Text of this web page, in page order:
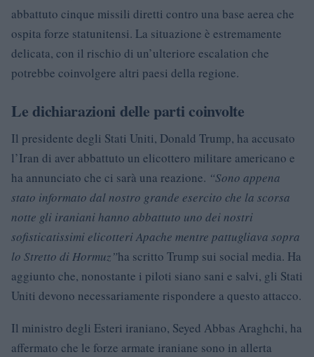
abbattuto cinque missili diretti contro una base aerea che
ospita forze statunitensi. La situazione è estremamente
delicata, con il rischio di un’ulteriore escalation che
potrebbe coinvolgere altri paesi della regione.
Le dichiarazioni delle parti coinvolte
Il presidente degli Stati Uniti, Donald Trump, ha accusato
l’Iran di aver abbattuto un elicottero militare americano e
ha annunciato che ci sarà una reazione. “Sono appena
stato informato dal nostro grande esercito che la scorsa
notte gli iraniani hanno abbattuto uno dei nostri
sofisticatissimi elicotteri Apache mentre pattugliava sopra
lo Stretto di Hormuz”ha scritto Trump sui social media. Ha
aggiunto che, nonostante i piloti siano sani e salvi, gli Stati
Uniti devono necessariamente rispondere a questo attacco.
Il ministro degli Esteri iraniano, Seyed Abbas Araghchi, ha
affermato che le forze armate iraniane sono in allerta